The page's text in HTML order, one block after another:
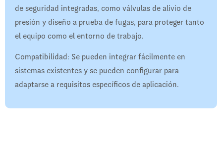
de seguridad integradas, como válvulas de alivio de
presión y diseño a prueba de fugas, para proteger tanto
el equipo como el entorno de trabajo.
Compatibilidad: Se pueden integrar fácilmente en
sistemas existentes y se pueden configurar para
adaptarse a requisitos específicos de aplicación.